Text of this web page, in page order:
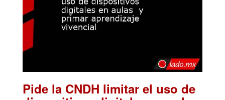
Pide la CNDH limitar el uso de